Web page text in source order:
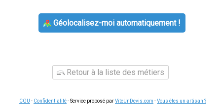
Géolocalisez-moi automatiquement !
Retour à la liste des métiers
CGU - Confidentialité- Service proposé parViteUnDevis.com -Vous êtes un artisan ?